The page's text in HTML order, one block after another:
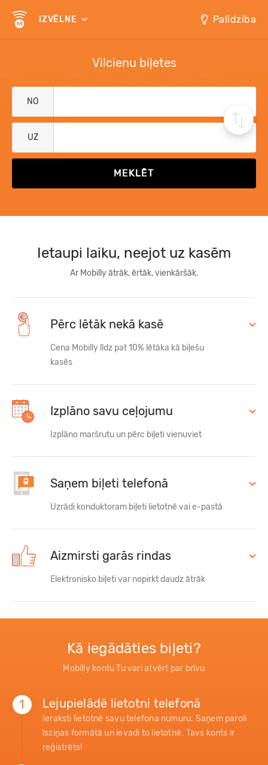
IZVĒLNE Palīdzība
Vilcienu biļetes
NO
UZ
Ietaupi laiku, neejot uz kasēm
Ar Mobilly ātrāk, ērtāk, vienkāršāk.
Pērc lētāk nekā kasē
Cena Mobilly līdz pat 10% lētāka kā biļešu
kasēs
Izplāno savu ceļojumu
Izplāno maršrutu un pērc biļeti vienuviet
Saņem biļeti telefonā
Uzrādi konduktoram biļeti lietotnē vai e-pastā
Aizmirsti garās rindas
Elektronisko biļeti var nopirkt daudz ātrāk
Kā iegādāties biļeti?
Mobilly kontu Tu vari atvērt par brīvu
1 Lejupielādē lietotni telefonā
Ieraksti lietotnē savu telefona numuru. Saņem paroli
īsziņas formātā un ievadi to lietotnē. Tavs konts ir
reģistrēts!